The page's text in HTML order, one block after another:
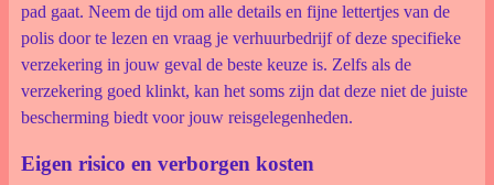
pad gaat. Neem de tijd om alle details en fijne lettertjes van de
polis door te lezen en vraag je verhuurbedrijf of deze specifieke
verzekering in jouw geval de beste keuze is. Zelfs als de
verzekering goed klinkt, kan het soms zijn dat deze niet de juiste
bescherming biedt voor jouw reisgelegenheden.
Eigen risico en verborgen kosten